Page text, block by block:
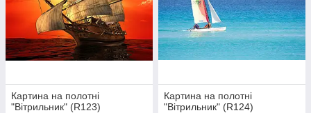
Картина на полотні
"Вітрильник" (R123)
Картина на полотні
"Вітрильник" (R124)